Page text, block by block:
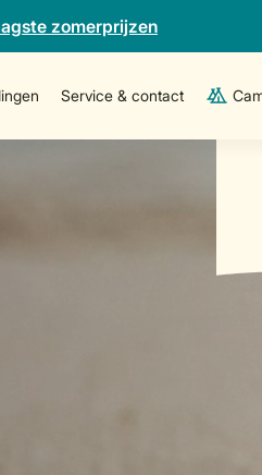
zomerprijzen
Service & contact